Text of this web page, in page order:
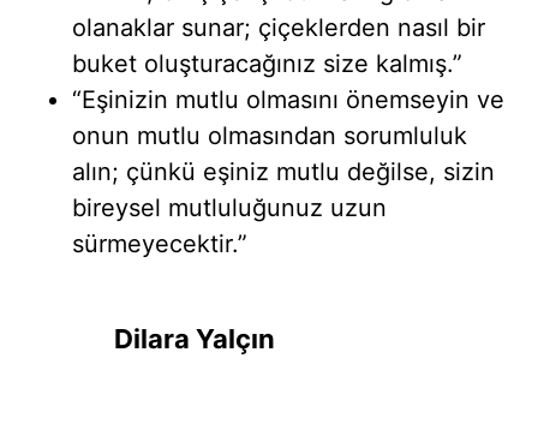
olanaklar sunar; çiçeklerden nasıl bir
buket oluşturacağınız size kalmış.”
“Eşinizin mutlu olmasını önemseyin ve
onun mutlu olmasından sorumluluk
alın; çünkü eşiniz mutlu değilse, sizin
bireysel mutluluğunuz uzun
sürmeyecektir.”
Dilara Yalçın